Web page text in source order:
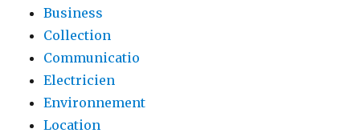
Business
Collection
Communicatio
Electricien
Environnement
Location